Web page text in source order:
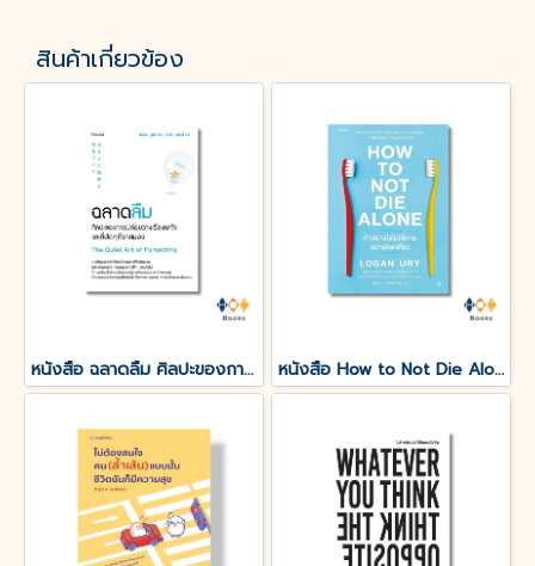
สินค้าเกี่ยวข้อง
หนังสือ ฉลาดลืม ศิลปะของการปล่อยวางเรื่องรกใจและสิ่งใดๆที่รกสมอง หนังสือ How to Not Die Alone ทำอย่างไรไม่ให้ตายอย่างโดดเดี่ยว